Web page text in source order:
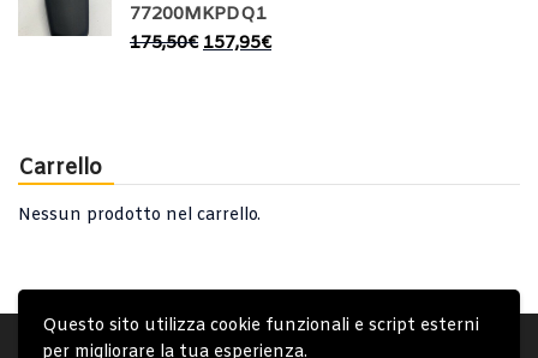
Questo sito utilizza cookie funzionali e script esterni
per migliorare la tua esperienza.
77200MKPDQ1
175,50€ 157,95€
Carrello
Nessun prodotto nel carrello.
Account Condizioni Generali